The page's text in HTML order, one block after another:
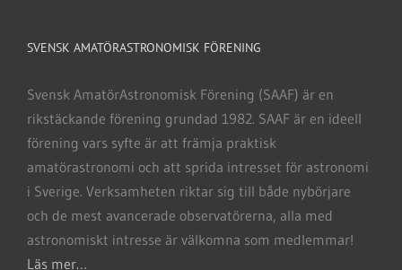
SVENSK AMATÖRASTRONOMISK FÖRENING
Svensk AmatörAstronomisk Förening (SAAF) är en
rikstäckande förening grundad 1982. SAAF är en ideell
förening vars syfte är att främja praktisk
amatörastronomi och att sprida intresset för astronomi
i Sverige. Verksamheten riktar sig till både nybörjare
och de mest avancerade observatörerna, alla med
astronomiskt intresse är välkomna som medlemmar!
Läs mer…